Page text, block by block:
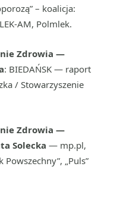
– koalicja:
AM, Polmlek.
Zdrowia —
: BIEDAŃSK — raport
/ Stowarzyszenie
Zdrowia —
Solecka — mp.pl,
Powszechny”, „Puls”